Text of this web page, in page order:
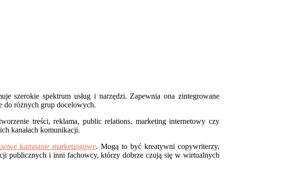
szerokie spektrum usług i narzędzi. Zapewnia ona zintegrowane
do różnych grup docelowych.
treści, reklama, public relations, marketing internetowy czy
kanałach komunikacji.
kampanie marketingowe. Mogą to być kreatywni copywriterzy,
publicznych i inni fachowcy, którzy dobrze czują się w wirtualnych